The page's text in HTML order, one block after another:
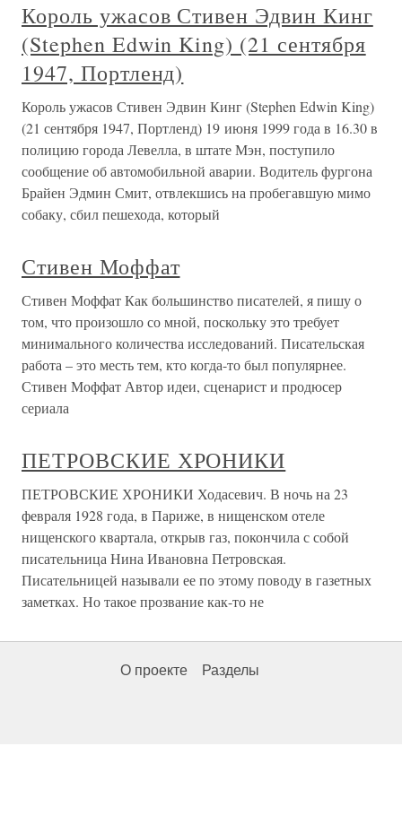
Король ужасов Стивен Эдвин Кинг
(Stephen Edwin King) (21 сентября
1947, Портленд)
Король ужасов Стивен Эдвин Кинг (Stephen Edwin King)
(21 сентября 1947, Портленд) 19 июня 1999 года в 16.30 в
полицию города Левелла, в штате Мэн, поступило
сообщение об автомобильной аварии. Водитель фургона
Брайен Эдмин Смит, отвлекшись на пробегавшую мимо
собаку, сбил пешехода, который
Стивен Моффат
Стивен Моффат Как большинство писателей, я пишу о
том, что произошло со мной, поскольку это требует
минимального количества исследований. Писательская
работа – это месть тем, кто когда-то был популярнее.
Стивен Моффат Автор идеи, сценарист и продюсер
сериала
ПЕТРОВСКИЕ ХРОНИКИ
ПЕТРОВСКИЕ ХРОНИКИ Ходасевич. В ночь на 23
февраля 1928 года, в Париже, в нищенском отеле
нищенского квартала, открыв газ, покончила с собой
писательница Нина Ивановна Петровская.
Писательницей называли ее по этому поводу в газетных
заметках. Но такое прозвание как-то не
О проекте Разделы